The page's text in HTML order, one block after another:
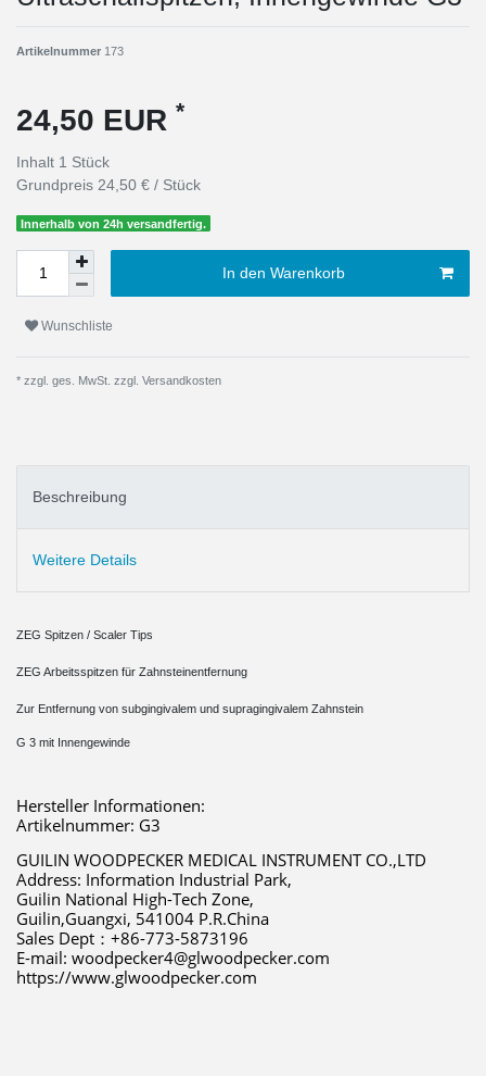
Artikelnummer 173
24,50 EUR *
Inhalt 1 Stück
Grundpreis 24,50 € / Stück
Innerhalb von 24h versandfertig.
In den Warenkorb
Wunschliste
* zzgl. ges. MwSt. zzgl. Versandkosten
Beschreibung
Weitere Details
ZEG Spitzen / Scaler Tips
ZEG Arbeitsspitzen für Zahnsteinentfernung
Zur Entfernung von subgingivalem und supragingivalem Zahnstein
G 3 mit Innengewinde
Hersteller Informationen:
Artikelnummer: G3
GUILIN WOODPECKER MEDICAL INSTRUMENT CO.,LTD
Address: Information Industrial Park,
Guilin National High-Tech Zone,
Guilin,Guangxi, 541004 P.R.China
Sales Dept：+86-773-5873196
E-mail: woodpecker4@glwoodpecker.com
https://www.glwoodpecker.com